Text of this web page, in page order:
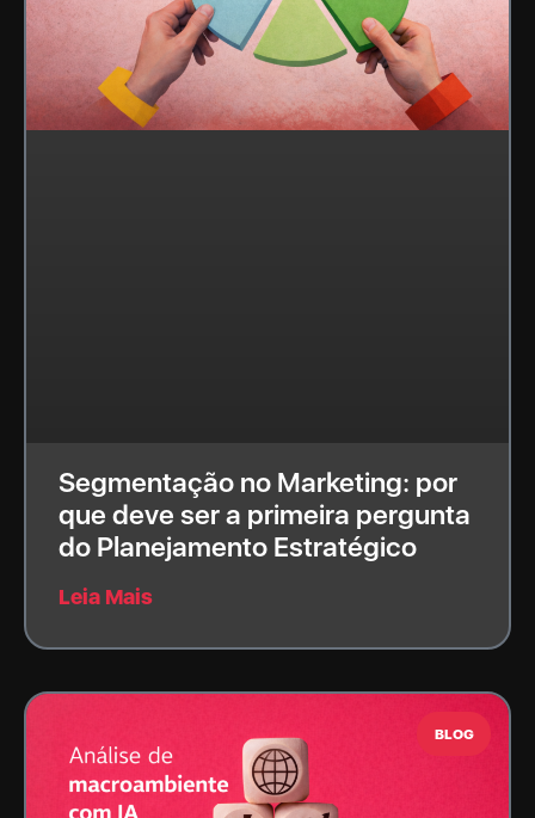
Segmentação no Marketing: por
que deve ser a primeira pergunta
do Planejamento Estratégico
Leia Mais
BLOG